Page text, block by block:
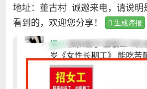
地址：董古村 诚邀来电，请说明
看到的，欢迎您分享！
生成海报